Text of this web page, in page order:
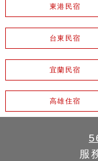
東港民宿
台東民宿
宜蘭民宿
高雄住宿
服